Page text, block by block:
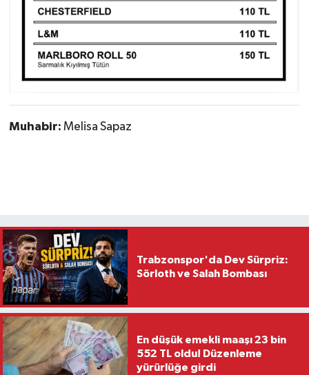
Muhabir: Melisa Sapaz
Trabzonspor'da Dev Sürpriz:
Sörloth ve Salah Bombası
En düşük emekli maaşı 23 bin
552 TL oldu! Düzenleme
yürürlüğe girdi